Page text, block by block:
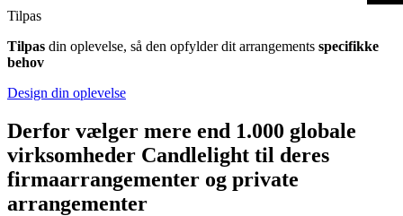
Tilpas
Tilpas din oplevelse, så den opfylder dit arrangements specifikke
behov
Design din oplevelse
Derfor vælger mere end 1.000 globale
virksomheder Candlelight til deres
firmaarrangementer og private
arrangementer